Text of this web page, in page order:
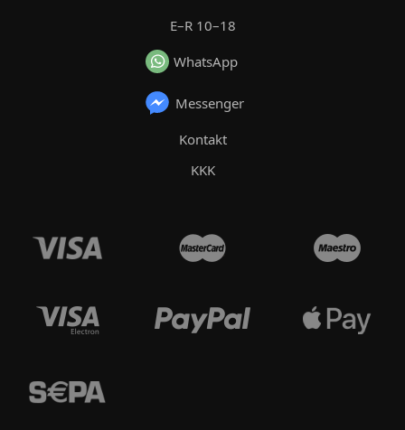
E–R 10–18
WhatsApp
Messenger
Kontakt
KKK